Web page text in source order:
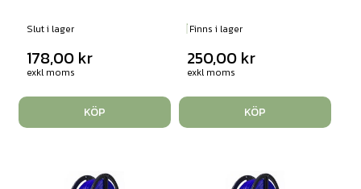
Slut i lager
178,00 kr
exkl moms
KÖP
Finns i lager
250,00 kr
exkl moms
KÖP